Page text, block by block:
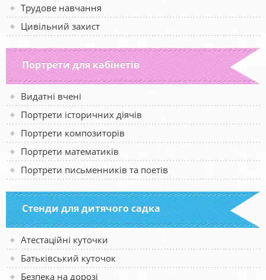
Трудове навчання
Цивільний захист
Портрети для кабінетів
Видатні вчені
Портрети історичних діячів
Портрети композиторів
Портрети математиків
Портрети письменників та поетів
Стенди для дитячого садка
Атестаційні куточки
Батьківський куточок
Безпека на дорозі